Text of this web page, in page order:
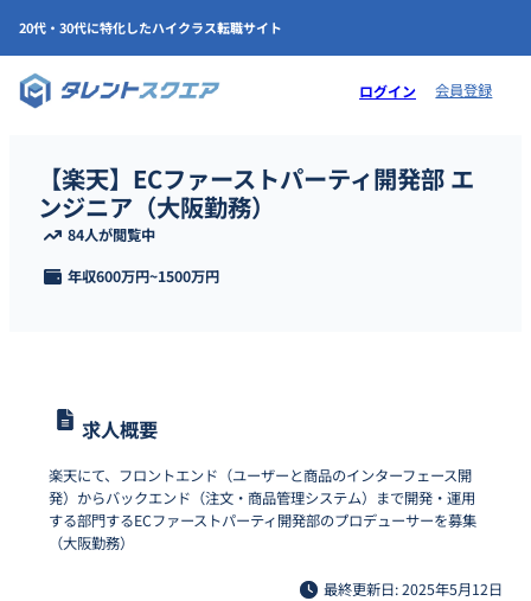
20代・30代に特化したハイクラス転職サイト
ログイン 会員登録
【楽天】ECファーストパーティ開発部 エ
ンジニア（大阪勤務）
84人が閲覧中
年収600万円~1500万円
求人概要
楽天にて、フロントエンド（ユーザーと商品のインターフェース開
発）からバックエンド（注文・商品管理システム）まで開発・運用
する部門するECファーストパーティ開発部のプロデューサーを募集
（大阪勤務）
最終更新日: 2025年5月12日